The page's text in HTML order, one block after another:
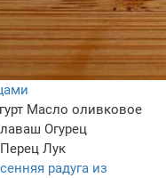
Масло оливковое
Огурец
Перец Лук
радуга из